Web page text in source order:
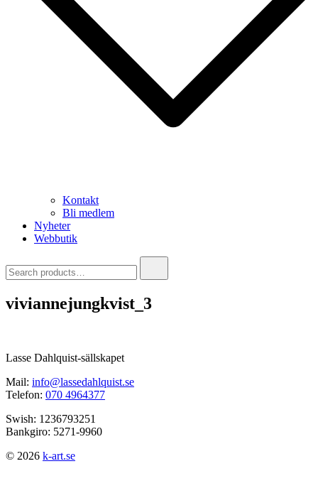
Kontakt
Bli medlem
Nyheter
Webbutik
for:
viviannejungkvist_3
Lasse Dahlquist-sällskapet
Mail: info@lassedahlquist.se
Telefon: 070 4964377
Swish: 1236793251
Bankgiro: 5271-9960
© 2026 k-art.se